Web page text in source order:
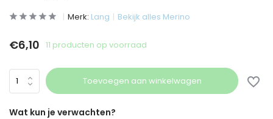
Merk: Lang Bekijk alles Merino
€6,10 11 producten op voorraad
Toevoegen aan winkelwagen
Wat kun je verwachten?